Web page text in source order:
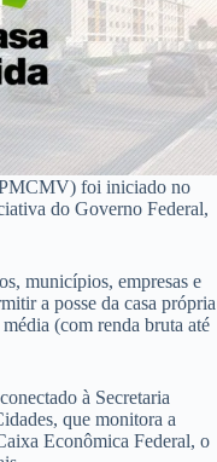
foi iniciado no
do Governo Federal,
municípios, empresas e
a posse da casa própria
(com renda bruta até
à Secretaria
que monitora a
Econômica Federal, o